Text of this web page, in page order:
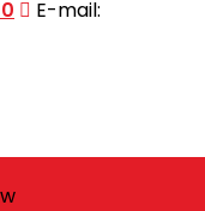
E-mail: